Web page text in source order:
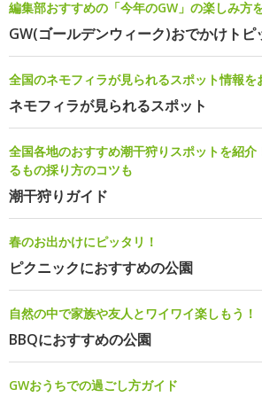
編集部おすすめの「今年のGW」の楽しみ方
GW(ゴールデンウィーク)おでかけトピ
全国のネモフィラが見られるスポット情報を
ネモフィラが見られるスポット
全国各地のおすすめ潮干狩りスポットを紹介
るもの採り方のコツも
潮干狩りガイド
春のお出かけにピッタリ！
ピクニックにおすすめの公園
自然の中で家族や友人とワイワイ楽しもう！
BBQにおすすめの公園
GWおうちでの過ごし方ガイド